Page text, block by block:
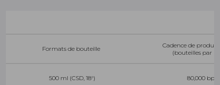
Formats de bouteille
Cadence de
(bouteilles par
500 ml (CSD, 18°) 80,000 bph